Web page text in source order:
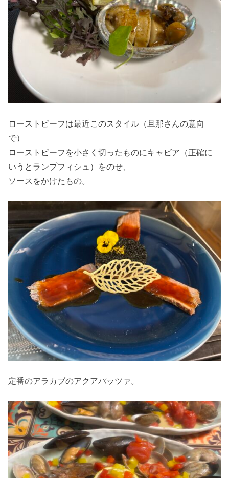
ローストビーフは最近このスタイル（旦那さんの意向
で）
ローストビーフを小さく切ったものにキャビア（正確に
いうとランプフィシュ）をのせ、
ソースをかけたもの。
定番のアラカブのアクアパッツァ。